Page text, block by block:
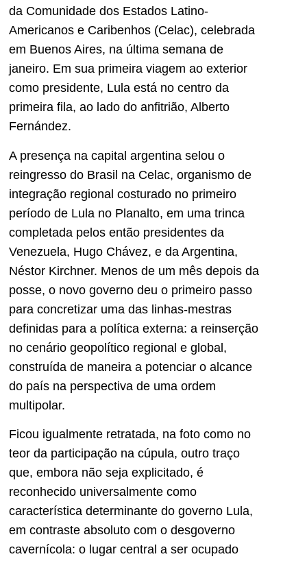
da Comunidade dos Estados Latino-
Americanos e Caribenhos (Celac), celebrada
em Buenos Aires, na última semana de
janeiro. Em sua primeira viagem ao exterior
como presidente, Lula está no centro da
primeira fila, ao lado do anfitrião, Alberto
Fernández.
A presença na capital argentina selou o
reingresso do Brasil na Celac, organismo de
integração regional costurado no primeiro
período de Lula no Planalto, em uma trinca
completada pelos então presidentes da
Venezuela, Hugo Chávez, e da Argentina,
Néstor Kirchner. Menos de um mês depois da
posse, o novo governo deu o primeiro passo
para concretizar uma das linhas-mestras
definidas para a política externa: a reinserção
no cenário geopolítico regional e global,
construída de maneira a potenciar o alcance
do país na perspectiva de uma ordem
multipolar.
Ficou igualmente retratada, na foto como no
teor da participação na cúpula, outro traço
que, embora não seja explicitado, é
reconhecido universalmente como
característica determinante do governo Lula,
em contraste absoluto com o desgoverno
cavernícola: o lugar central a ser ocupado